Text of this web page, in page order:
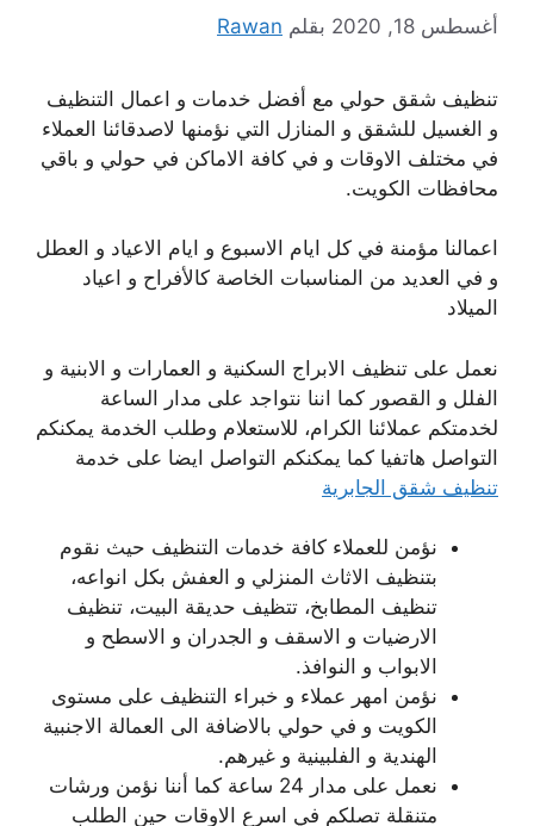
أغسطس 18, 2020 بقلم Rawan
تنظيف شقق حولي مع أفضل خدمات و اعمال التنظيف
و الغسيل للشقق و المنازل التي نؤمنها لاصدقائنا العملاء
في مختلف الاوقات و في كافة الاماكن في حولي و باقي
محافظات الكويت.
اعمالنا مؤمنة في كل ايام الاسبوع و ايام الاعياد و العطل
و في العديد من المناسبات الخاصة كالأفراح و اعياد
الميلاد
نعمل على تنظيف الابراج السكنية و العمارات و الابنية و
الفلل و القصور كما اننا نتواجد على مدار الساعة
لخدمتكم عملائنا الكرام، للاستعلام وطلب الخدمة يمكنكم
التواصل هاتفيا كما يمكنكم التواصل ايضا على خدمة
تنظيف شقق الجابرية
نؤمن للعملاء كافة خدمات التنظيف حيث نقوم
بتنظيف الاثاث المنزلي و العفش بكل انواعه،
تنظيف المطابخ، تتظيف حديقة البيت، تنظيف
الارضيات و الاسقف و الجدران و الاسطح و
الابواب و النوافذ.
نؤمن امهر عملاء و خبراء التنظيف على مستوى
الكويت و في حولي بالاضافة الى العمالة الاجنبية
الهندية و الفلبينية و غيرهم.
نعمل على مدار 24 ساعة كما أننا نؤمن ورشات
متنقلة تصلكم في اسرع الاوقات حين الطلب